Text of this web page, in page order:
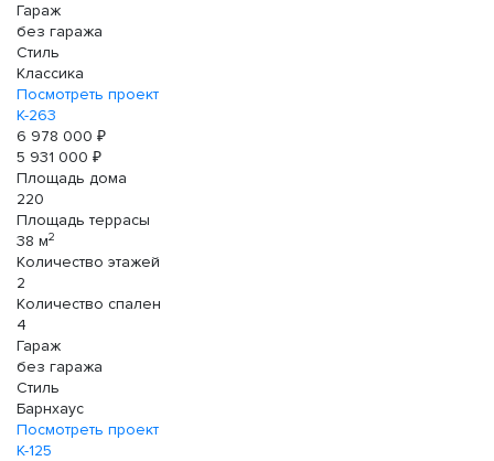
Гараж
без гаража
Стиль
Классика
Посмотреть проект
К-263
6 978 000 ₽
5 931 000 ₽
Площадь дома
220
Площадь террасы
38 м2
Количество этажей
2
Количество спален
4
Гараж
без гаража
Стиль
Барнхаус
Посмотреть проект
К-125